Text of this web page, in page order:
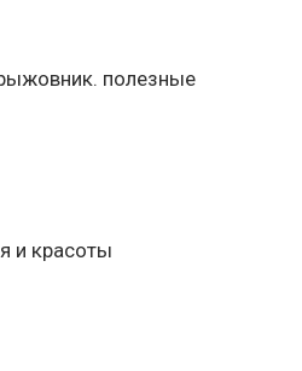
полезные
и красоты